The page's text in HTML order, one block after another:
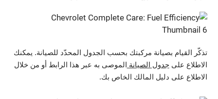
تذكّر القيام بصيانة مركبتك بحسب الجدول المحدّد للصيانة. يمكنك
الاطلاع على جدول الصيانةالموصى به عبر هذا الرابط أو من خلال
الاطلاع على دليل المالك الخاص بك.